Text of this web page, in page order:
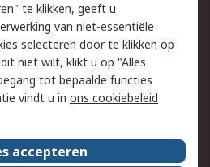
Email veiligheid
Websitevoorwaarden
te klikken, geeft u
van niet-essentiële
selecteren door te klikken op
niet wilt, klikt u op "Alles
tot bepaalde functies
vindt u in ons cookiebeleid
accepteren